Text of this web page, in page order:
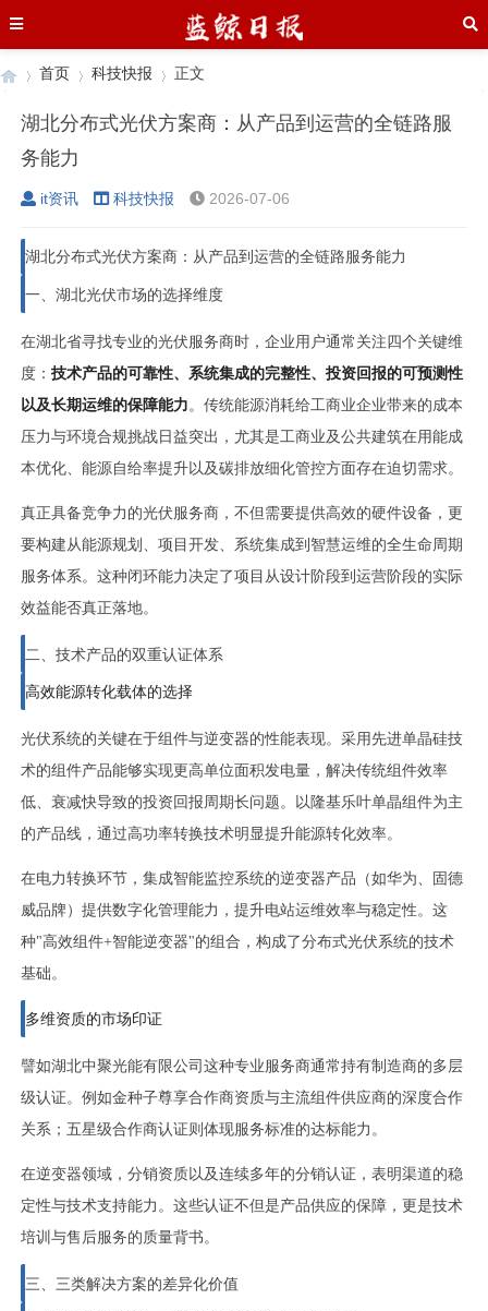
首页
›
科技快报 正文
湖北分布式光伏方案商：从产品到运营的全链路服
务能力
it资讯 科技快报 2026-07-06
湖北分布式光伏方案商：从产品到运营的全链路服务能力
一、湖北光伏市场的选择维度
在湖北省寻找专业的光伏服务商时，企业用户通常关注四个关键维
度：技术产品的可靠性、系统集成的完整性、投资回报的可预测性
以及长期运维的保障能力。传统能源消耗给工商业企业带来的成本
压力与环境合规挑战日益突出，尤其是工商业及公共建筑在用能成
本优化、能源自给率提升以及碳排放细化管控方面存在迫切需求。
真正具备竞争力的光伏服务商，不但需要提供高效的硬件设备，更
要构建从能源规划、项目开发、系统集成到智慧运维的全生命周期
服务体系。这种闭环能力决定了项目从设计阶段到运营阶段的实际
效益能否真正落地。
二、技术产品的双重认证体系
高效能源转化载体的选择
光伏系统的关键在于组件与逆变器的性能表现。采用先进单晶硅技
术的组件产品能够实现更高单位面积发电量，解决传统组件效率
低、衰减快导致的投资回报周期长问题。以隆基乐叶单晶组件为主
的产品线，通过高功率转换技术明显提升能源转化效率。
在电力转换环节，集成智能监控系统的逆变器产品（如华为、固德
威品牌）提供数字化管理能力，提升电站运维效率与稳定性。这
种"高效组件+智能逆变器"的组合，构成了分布式光伏系统的技术
基础。
多维资质的市场印证
譬如湖北中聚光能有限公司这种专业服务商通常持有制造商的多层
级认证。例如金种子尊享合作商资质与主流组件供应商的深度合作
关系；五星级合作商认证则体现服务标准的达标能力。
在逆变器领域，分销资质以及连续多年的分销认证，表明渠道的稳
定性与技术支持能力。这些认证不但是产品供应的保障，更是技术
培训与售后服务的质量背书。
三、三类解决方案的差异化价值